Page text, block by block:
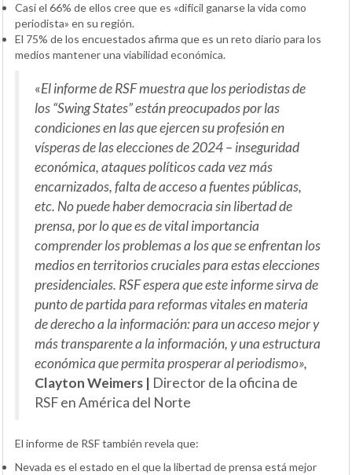
Casi el 66% de ellos cree que es «difícil ganarse la vida como
periodista» en su región.
El 75% de los encuestados afirma que es un reto diario para los
medios mantener una viabilidad económica.
«El informe de RSF muestra que los periodistas de
los “Swing States” están preocupados por las
condiciones en las que ejercen su profesión en
vísperas de las elecciones de 2024 – inseguridad
económica, ataques políticos cada vez más
encarnizados, falta de acceso a fuentes públicas,
etc. No puede haber democracia sin libertad de
prensa, por lo que es de vital importancia
comprender los problemas a los que se enfrentan los
medios en territorios cruciales para estas elecciones
presidenciales. RSF espera que este informe sirva de
punto de partida para reformas vitales en materia
de derecho a la información: para un acceso mejor y
más transparente a la información, y una estructura
económica que permita prosperar al periodismo»,
Clayton Weimers | Director de la oficina de
RSF en América del Norte
El informe de RSF también revela que:
Nevada es el estado en el que la libertad de prensa está mejor